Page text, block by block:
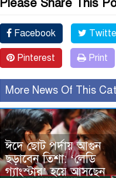
Please Share This
Facebook
Pinterest Print
More News Of This
ঈদে ছোট পর্দায় আগুন
ছড়াবেন তিশা: ‘লেডি
গ্যাংস্টার’ হয়ে আসছেন